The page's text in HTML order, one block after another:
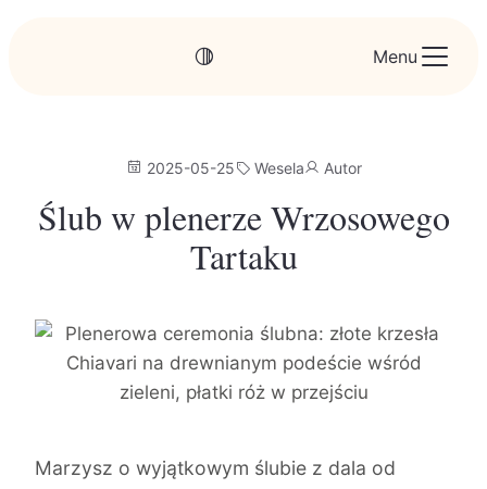
Menu
2025-05-25 Wesela Autor
Ślub w plenerze Wrzosowego
Tartaku
Marzysz o wyjątkowym ślubie z dala od